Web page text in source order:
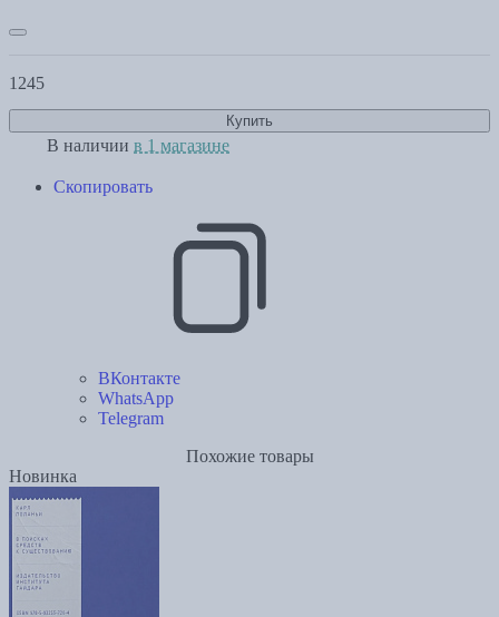
1245
Купить
В наличии в 1 магазине
Скопировать
ВКонтакте
WhatsApp
Telegram
Похожие товары
Новинка